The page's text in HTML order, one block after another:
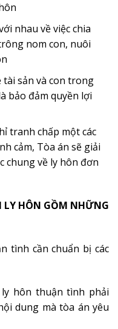
nhau về việc chia
nom con, nuôi
tài sản và con trong
bảo đảm quyền lợi
tranh chấp một các
cảm, Tòa án sẽ giải
chung về ly hôn đơn
LY HÔN GỒM NHỮNG
tình cần chuẩn bị các
hôn thuận tình phải
dung mà tòa án yêu